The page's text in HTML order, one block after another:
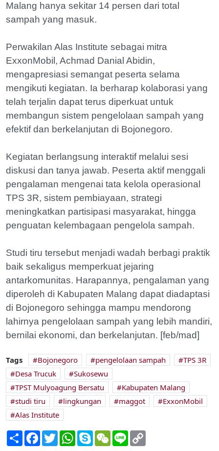
Malang hanya sekitar 14 persen dari total
sampah yang masuk.
Perwakilan Alas Institute sebagai mitra
ExxonMobil, Achmad Danial Abidin,
mengapresiasi semangat peserta selama
mengikuti kegiatan. Ia berharap kolaborasi yang
telah terjalin dapat terus diperkuat untuk
membangun sistem pengelolaan sampah yang
efektif dan berkelanjutan di Bojonegoro.
Kegiatan berlangsung interaktif melalui sesi
diskusi dan tanya jawab. Peserta aktif menggali
pengalaman mengenai tata kelola operasional
TPS 3R, sistem pembiayaan, strategi
meningkatkan partisipasi masyarakat, hingga
penguatan kelembagaan pengelola sampah.
Studi tiru tersebut menjadi wadah berbagi praktik
baik sekaligus memperkuat jejaring
antarkomunitas. Harapannya, pengalaman yang
diperoleh di Kabupaten Malang dapat diadaptasi
di Bojonegoro sehingga mampu mendorong
lahirnya pengelolaan sampah yang lebih mandiri,
bernilai ekonomi, dan berkelanjutan. [feb/mad]
Tags Bojonegoro pengelolaan sampah
TPS 3R
Desa Trucuk
Sukosewu
TPST Mulyoagung Bersatu
Kabupaten Malang
studi tiru
lingkungan maggot
ExxonMobil
Alas Institute
Share Facebook
TwitterWhatsApp
SkypeWeChatLine
Beberapa Skema untuk Bantu Peternak